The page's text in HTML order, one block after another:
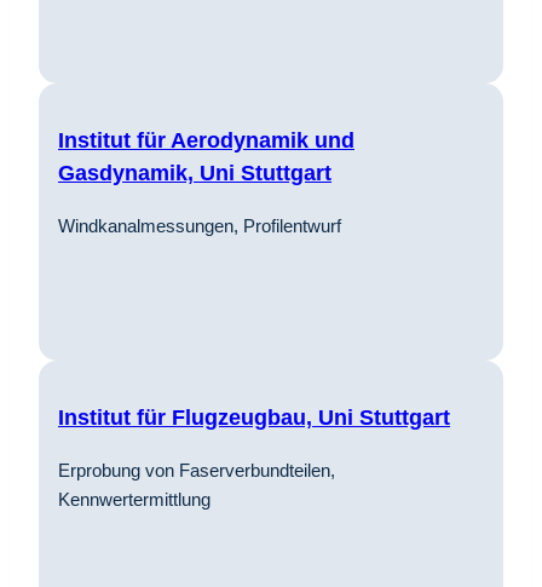
Institut für Aerodynamik und
Gasdynamik, Uni Stuttgart
Windkanalmessungen, Profilentwurf
Institut für Flugzeugbau, Uni Stuttgart
Erprobung von Faserverbundteilen,
Kennwertermittlung